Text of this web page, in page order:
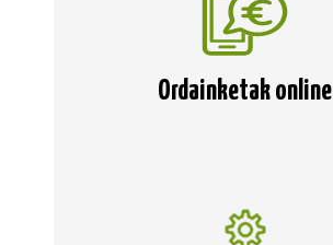
Ordainketak online